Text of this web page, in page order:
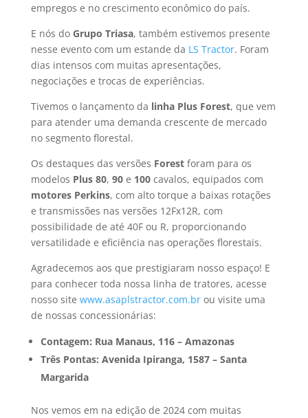
empregos e no crescimento econômico do país.
E nós do Grupo Triasa, também estivemos presente
nesse evento com um estande da LS Tractor. Foram
dias intensos com muitas apresentações,
negociações e trocas de experiências.
Tivemos o lançamento da linha Plus Forest, que vem
para atender uma demanda crescente de mercado
no segmento florestal.
Os destaques das versões Forestforam para os
modelos Plus 80, 90e 100 cavalos, equipados com
motores Perkins, com alto torque a baixas rotações
e transmissões nas versões 12Fx12R, com
possibilidade de até 40F ou R, proporcionando
versatilidade e eficiência nas operações florestais.
Agradecemos aos que prestigiaram nosso espaço! E
para conhecer toda nossa linha de tratores, acesse
nosso site www.asaplstractor.com.brou visite uma
de nossas concessionárias:
Contagem: Rua Manaus, 116 – Amazonas
Três Pontas: Avenida Ipiranga, 1587 – Santa
Margarida
Nos vemos em na edição de 2024 com muitas